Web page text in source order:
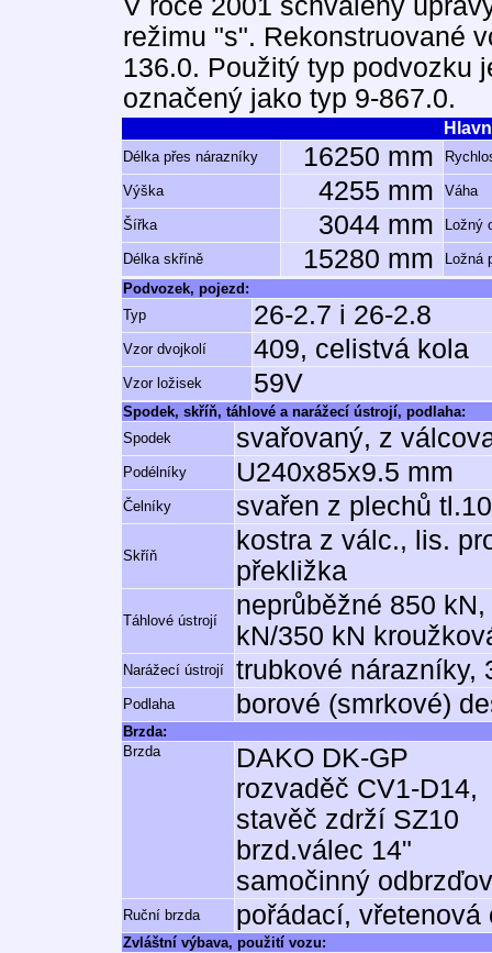
V roce 2001 schváleny
režimu "s". Rekonstruované
136.0. Použitý typ podvozku
označený jako typ 9-867.0.
Délka přes nárazníky 16250 mm
Výška 4255 mm Váha
Šířka 3044 mm Ložný
Délka skříně 15280 mm
Ložná
Podvozek, pojezd:
Typ
26-2.7 i 26-2.8
Vzor dvojkolí 409, celistvá kola
Vzor ložisek 59V
Spodek, skříň, táhlové a narážecí ústrojí, podlaha:
Spodek
svařovaný, z
Podélníky U240x85x9.5 mm
Čelníky svařen z plechů
Skříň
kostra z válc., lis.
překližka
Táhlové ústrojí
neprůběžné 850
kN/350 kN
Narážecí ústrojí trubkové nárazníky,
Podlaha borové (smrkové)
Brzda:
Brzda
DAKO DK-GP
rozvaděč CV1-D14,
stavěč zdrží SZ10
brzd.válec 14"
samočinný
Ruční brzda pořádací,
Zvláštní výbava, použití vozu: